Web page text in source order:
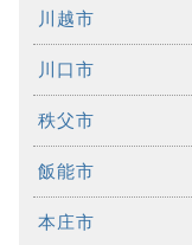
川越市
川口市
秩父市
飯能市
本庄市